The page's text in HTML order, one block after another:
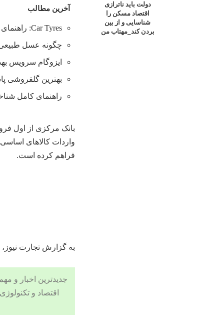
دولت باید ناترازی
اقتصاد مسکن را
شناسایی و از بین
بردن کند_مهتاب من
آخرین مطالب
Car Tyres: راهنمای کامل خرید تایر
چگونه عسل طبیعی
ایزوگام سرویس
بهترین گلفروشی
راهنمای کامل
واردات کالاهای
فراهم کرده است.
به گزارش تجارت نیوز،
جدیدترین اخبار و مهم ترین رویدادهای ۲۴
اقتصاد وتکنولوژی